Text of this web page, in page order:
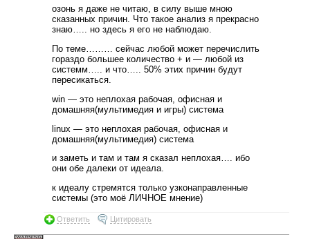
озонь я даже не читаю, в силу выше мною
сказанных причин. Что такое анализ я прекрасно
знаю….. но здесь я его не наблюдаю.
По теме……… сейчас любой может перечислить
гораздо большее количество + и — любой из
системм….. и что….. 50% этих причин будут
пересикаться.
win — это неплохая рабочая, офисная и
домашняя(мультимедия и игры) система
linux — это неплохая рабочая, офисная и
домашняя(мультимедия) система
и заметь и там и там я сказал неплохая…. ибо
они обе далеки от идеала.
к идеалу стремятся только узконаправленные
системы (это моё ЛИЧНОЕ мнение)
Ответить Цитировать